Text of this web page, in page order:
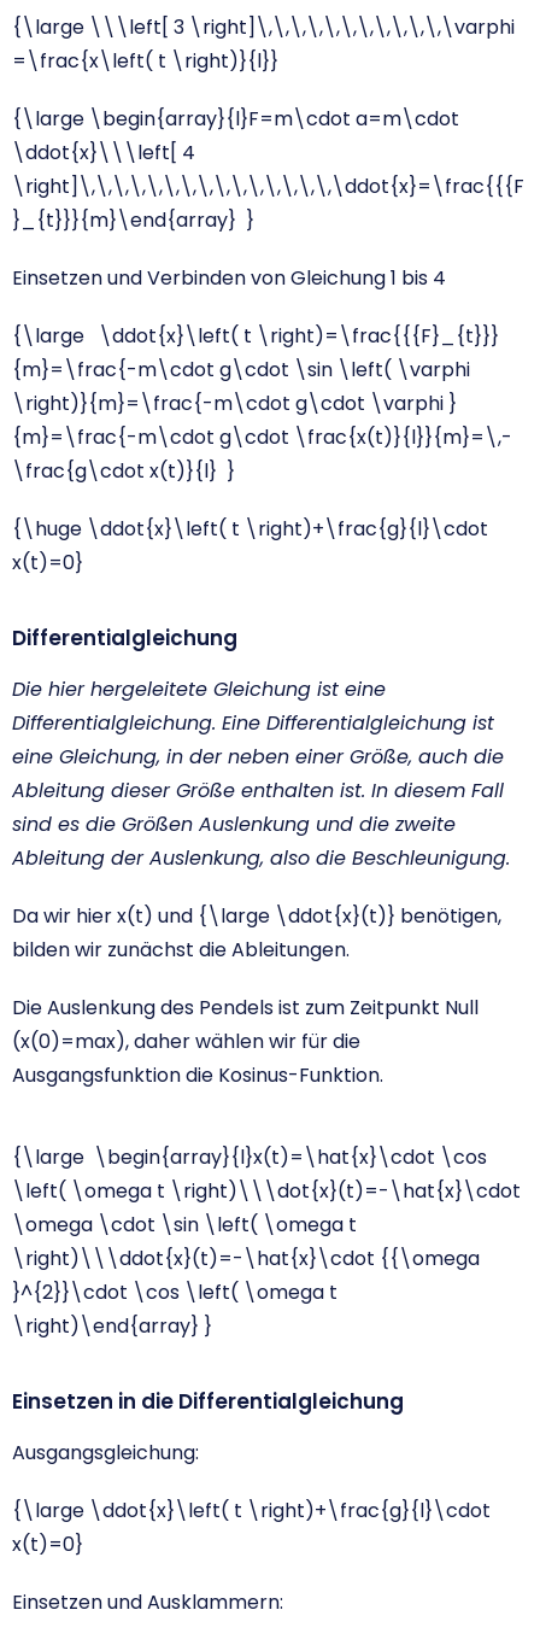
{\large \\\left[ 3 \right]\,\,\,\,\,\,\,\,\,\,\,\varphi
=\frac{x\left( t \right)}{l}}
{\large \begin{array}{l}F=m\cdot a=m\cdot
\ddot{x}\\\left[ 4
\right]\,\,\,\,\,\,\,\,\,\,\,\,\,\,\,\ddot{x}=\frac{{{F
}_{t}}}{m}\end{array} }
Einsetzen und Verbinden von Gleichung 1 bis 4
{\large \ddot{x}\left( t \right)=\frac{{{F}_{t}}}
{m}=\frac{-m\cdot g\cdot \sin \left( \varphi
\right)}{m}=\frac{-m\cdot g\cdot \varphi }
{m}=\frac{-m\cdot g\cdot \frac{x(t)}{l}}{m}=\,-
\frac{g\cdot x(t)}{l} }
{\huge \ddot{x}\left( t \right)+\frac{g}{l}\cdot
x(t)=0}
Differentialgleichung
Die hier hergeleitete Gleichung ist eine
Differentialgleichung. Eine Differentialgleichung ist
eine Gleichung, in der neben einer Größe, auch die
Ableitung dieser Größe enthalten ist. In diesem Fall
sind es die Größen Auslenkung und die zweite
Ableitung der Auslenkung, also die Beschleunigung.
Da wir hier x(t) und {\large \ddot{x}(t)} benötigen,
bilden wir zunächst die Ableitungen.
Die Auslenkung des Pendels ist zum Zeitpunkt Null
(x(0)=max), daher wählen wir für die
Ausgangsfunktion die Kosinus-Funktion.
{\large \begin{array}{l}x(t)=\hat{x}\cdot \cos
\left( \omega t \right)\\\dot{x}(t)=-\hat{x}\cdot
\omega \cdot \sin \left( \omega t
\right)\\\ddot{x}(t)=-\hat{x}\cdot {{\omega
}^{2}}\cdot \cos \left( \omega t
\right)\end{array} }
Einsetzen in die Differentialgleichung
Ausgangsgleichung:
{\large \ddot{x}\left( t \right)+\frac{g}{l}\cdot
x(t)=0}
Einsetzen und Ausklammern: